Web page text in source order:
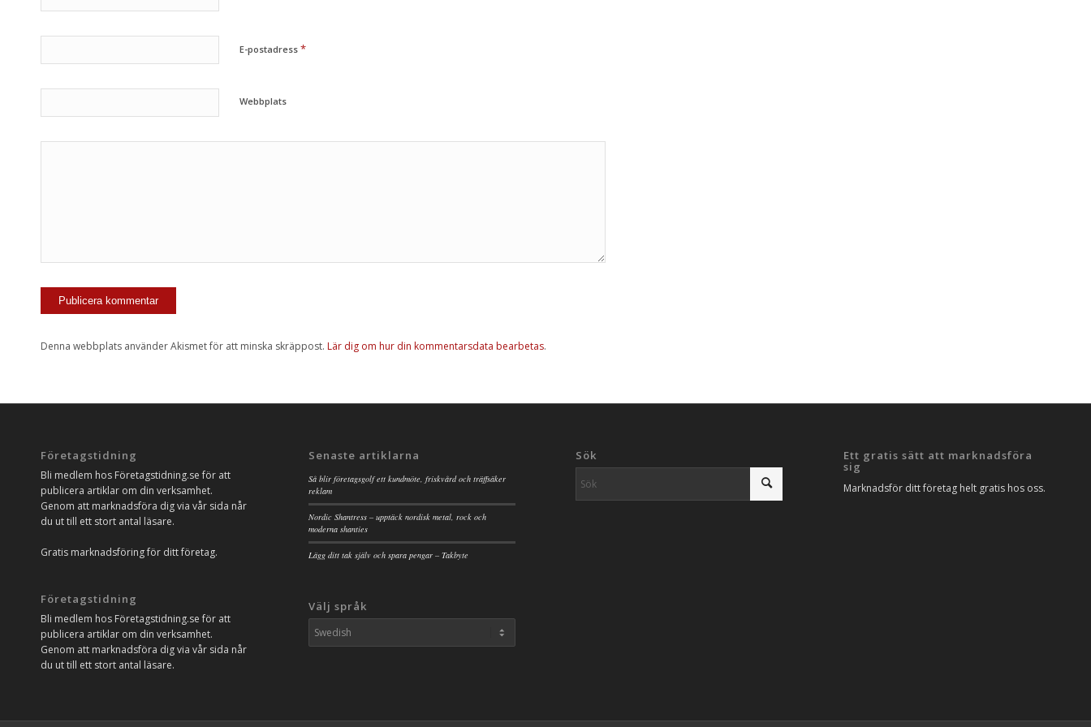
E-postadress *
Webbplats
Denna webbplats använder Akismet för att minska skräppost. Lär dig om hur din kommentarsdata bearbetas.
Företagstidning
Bli medlem hos Företagstidning.se för att
publicera artiklar om din verksamhet.
Genom att marknadsföra dig via vår sida når
du ut till ett stort antal läsare.
Gratis marknadsföring för ditt företag.
Företagstidning
Bli medlem hos Företagstidning.se för att
publicera artiklar om din verksamhet.
Genom att marknadsföra dig via vår sida når
du ut till ett stort antal läsare.
Senaste artiklarna
Så blir företagsgolf ett kundmöte, friskvård och träffsäker
reklam
Nordic Shantress – upptäck nordisk metal, rock och
moderna shanties
Lägg ditt tak själv och spara pengar – Takbyte
Välj språk
Sök Ett gratis sätt att marknadsföra
sig
Marknadsför ditt företag helt gratis hos oss.